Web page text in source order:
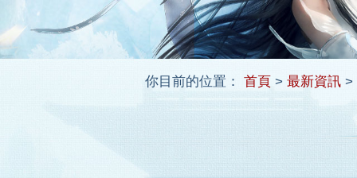
你目前的位置： 首頁 > 最新資訊 >